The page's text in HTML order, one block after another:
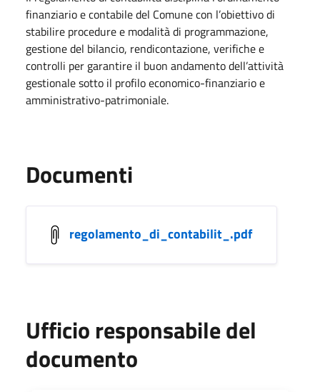
finanziario e contabile del Comune con l’obiettivo di
stabilire procedure e modalità di programmazione,
gestione del bilancio, rendicontazione, verifiche e
controlli per garantire il buon andamento dell’attività
gestionale sotto il profilo economico-finanziario e
amministrativo-patrimoniale.
Documenti
regolamento_di_contabilit_.pdf
Ufficio responsabile del
documento